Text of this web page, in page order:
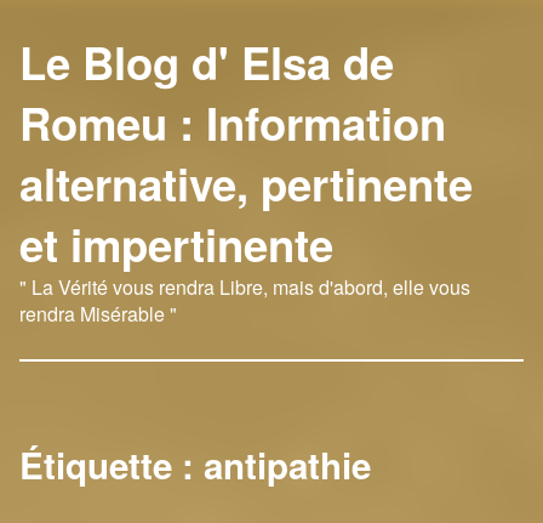
Le Blog d' Elsa de
Romeu : Information
alternative, pertinente
et impertinente
" La Vérité vous rendra Libre, mais d'abord, elle vous
rendra Misérable "
Étiquette : antipathie